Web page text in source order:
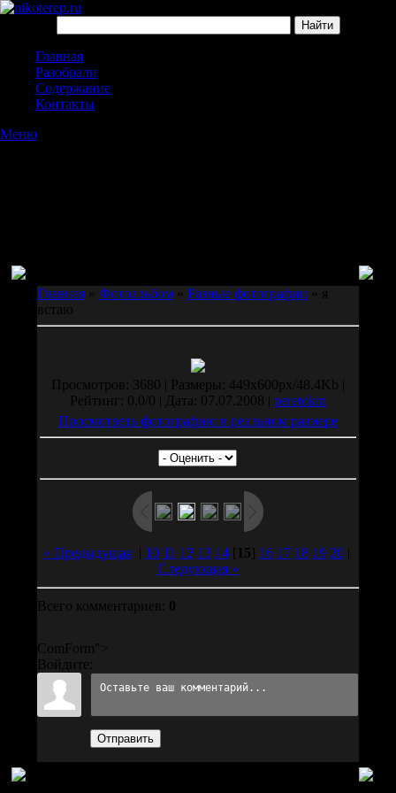
Главная
Разобрали
Содержание
Контакты
Меню
Главная » Фотоальбом » Разные фотографии » я
встаю
Просмотров: 3680 | Размеры: 449x600px/48.4Kb |
Рейтинг: 0.0/0 | Дата: 07.07.2008 | peretokin
Просмотреть фотографию в реальном размере
« Предыдущая| 10 11 12 13 14[ 15 ] 16 17 18 19 20|
Следующая »
Всего комментариев: 0
ComForm">
Войдите:
Отправить